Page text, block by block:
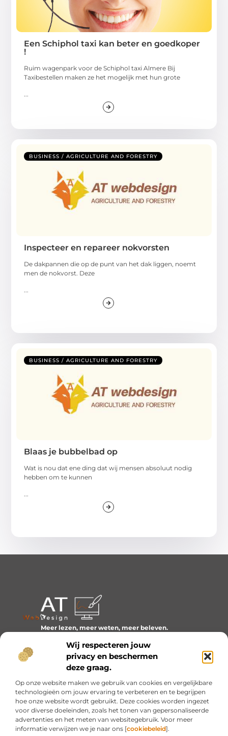
Wij respecteren jouw
privacy en beschermen
deze graag.
Op onze website maken we gebruik van cookies en vergelijkbare
technologieën om jouw ervaring te verbeteren en te begrijpen
hoe onze website wordt gebruikt. Deze cookies worden ingezet
voor diverse doeleinden, zoals het tonen van gepersonaliseerde
advertenties en het meten van websitegebruik. Voor meer
informatie verwijzen we je naar ons [cookiebeleid].
Een Schiphol taxi kan beter en goedkoper
!
Ruim wagenpark voor de Schiphol taxi Almere Bij
Taxibestellen maken ze het mogelijk met hun grote
BUSINESS / AGRICULTURE AND FORESTRY
Inspecteer en repareer nokvorsten
De dakpannen die op de punt van het dak liggen, noemt
men de nokvorst. Deze
BUSINESS / AGRICULTURE AND FORESTRY
Blaas je bubbelbad op
Wat is nou dat ene ding dat wij mensen absoluut nodig
hebben om te kunnen
Meer lezen, meer weten, meer beleven.
het dagelijks leven boeiend maakt.
Bericht categorie
Onze informatie